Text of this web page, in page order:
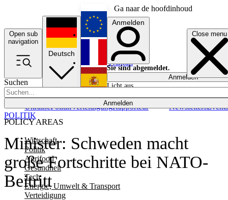
Ga naar de hoofdinhoud
Open sub
navigation
Close menu
Suchen
Anmelden
POLICY AREAS
Wirtschaft
Politik
Agrifood
Gesundheit
Tech
Energie, Umwelt & Transport
Verteidigung
UkrainePolitikVerteidigungRapporteur NewslettersEvents
Deutsch
English
Français
Anmelden
Sie sind abgemeldet.
Anmelden
Licht aus
Minister: Schweden macht
große Fortschritte bei NATO-
Beitritt
POLITIK